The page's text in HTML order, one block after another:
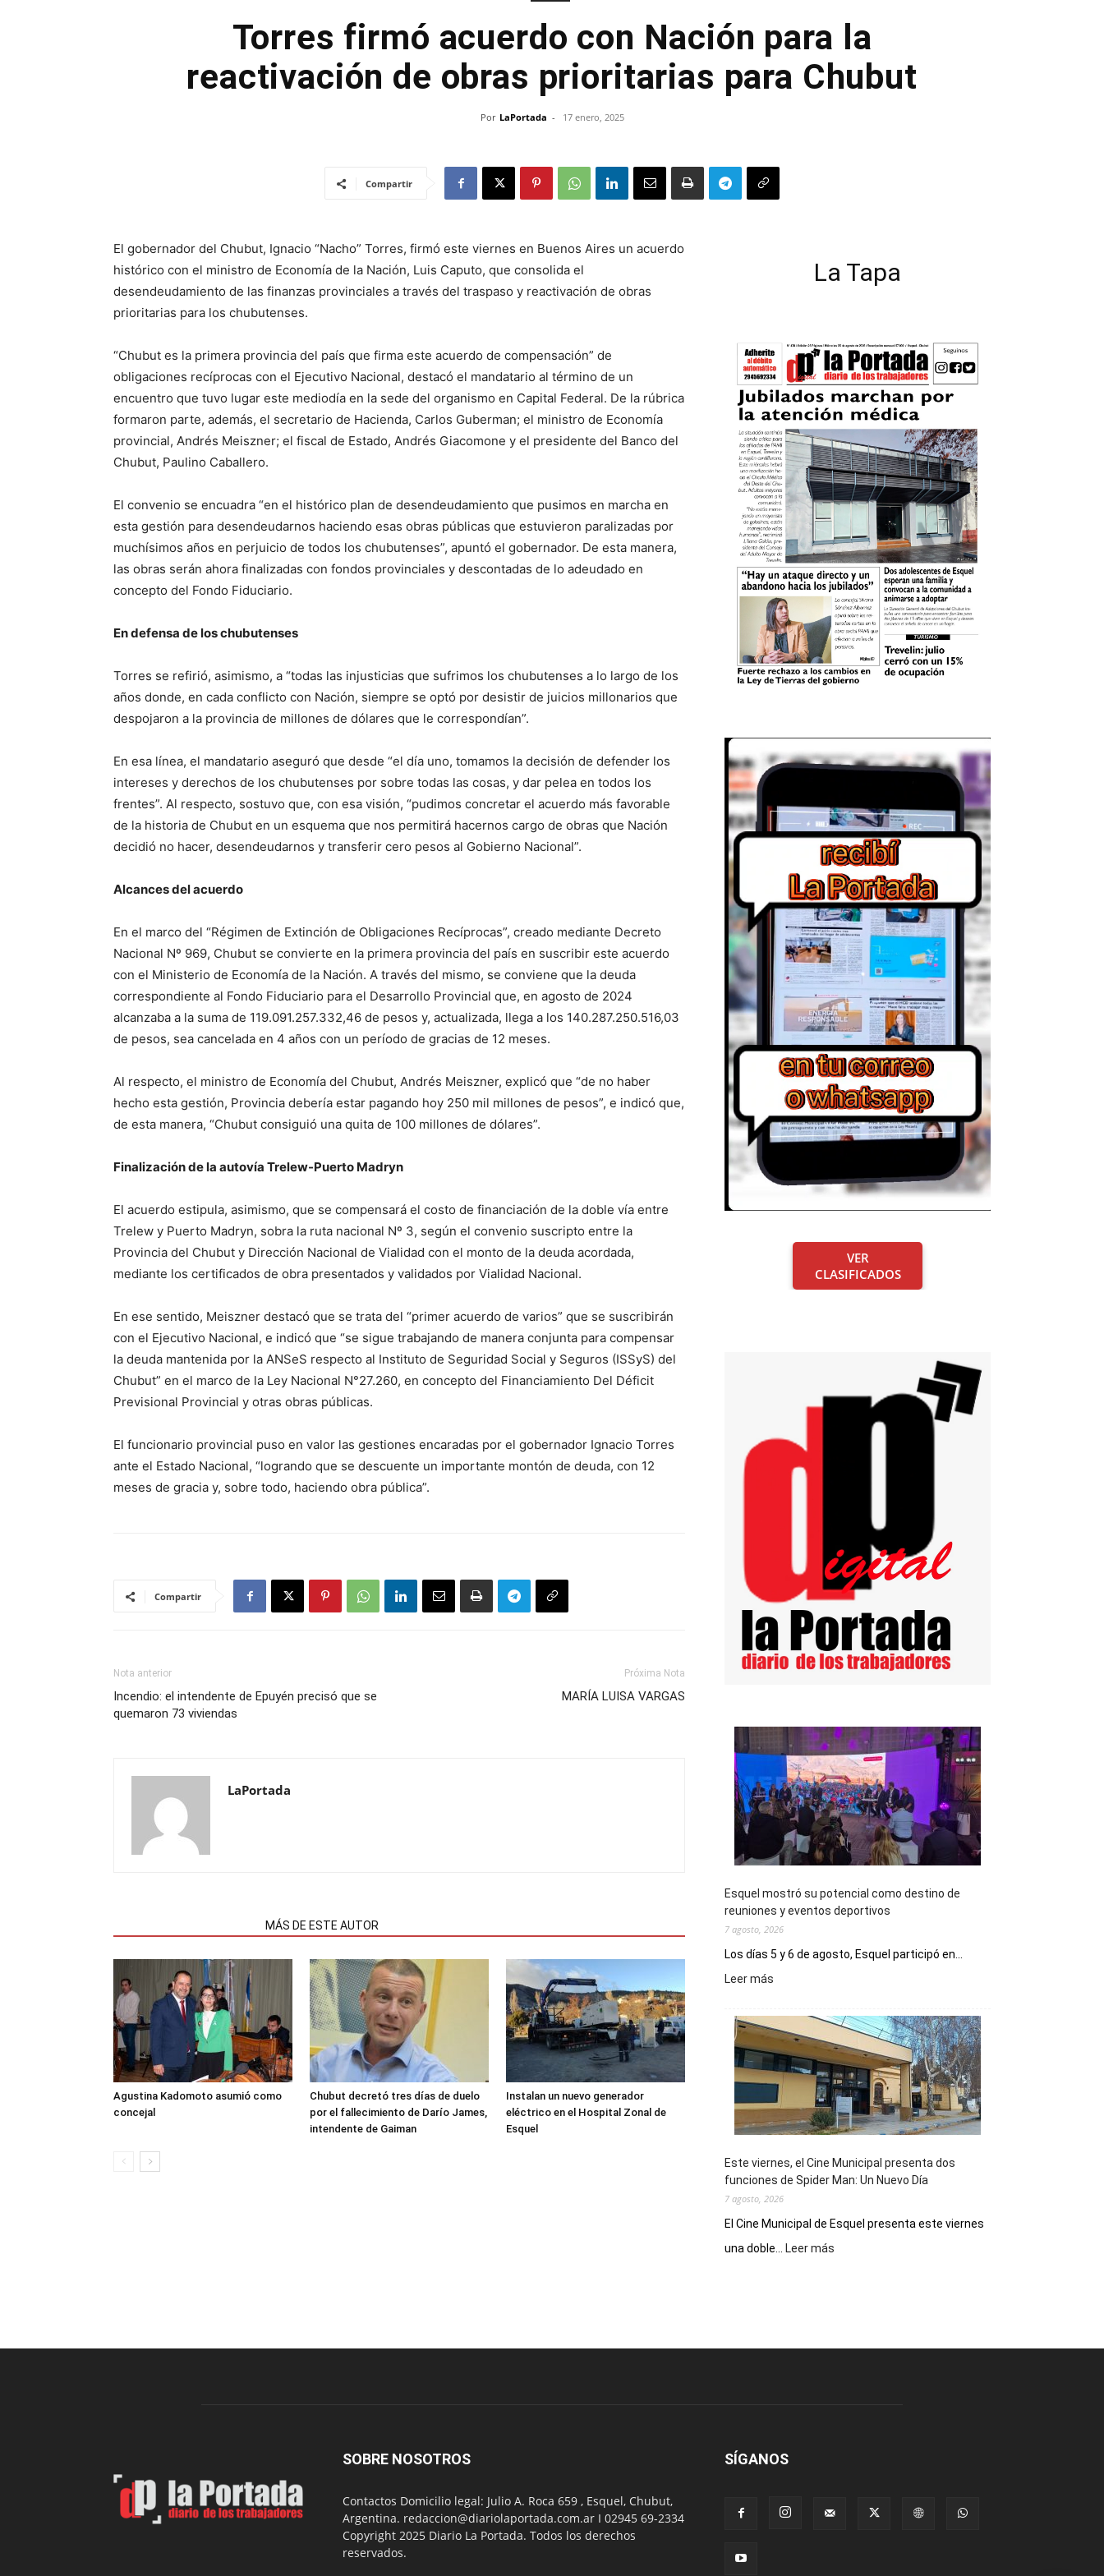
Torres firmó acuerdo con Nación para la
reactivación de obras prioritarias para Chubut
Por LaPortada - 17 enero, 2025
Compartir
El gobernador del Chubut, Ignacio “Nacho” Torres, firmó este viernes en Buenos Aires un acuerdo
histórico con el ministro de Economía de la Nación, Luis Caputo, que consolida el
desendeudamiento de las finanzas provinciales a través del traspaso y reactivación de obras
prioritarias para los chubutenses.
“Chubut es la primera provincia del país que firma este acuerdo de compensación” de
obligaciones recíprocas con el Ejecutivo Nacional, destacó el mandatario al término de un
encuentro que tuvo lugar este mediodía en la sede del organismo en Capital Federal. De la rúbrica
formaron parte, además, el secretario de Hacienda, Carlos Guberman; el ministro de Economía
provincial, Andrés Meiszner; el fiscal de Estado, Andrés Giacomone y el presidente del Banco del
Chubut, Paulino Caballero.
El convenio se encuadra “en el histórico plan de desendeudamiento que pusimos en marcha en
esta gestión para desendeudarnos haciendo esas obras públicas que estuvieron paralizadas por
muchísimos años en perjuicio de todos los chubutenses”, apuntó el gobernador. De esta manera,
las obras serán ahora finalizadas con fondos provinciales y descontadas de lo adeudado en
concepto del Fondo Fiduciario.
En defensa de los chubutenses
Torres se refirió, asimismo, a “todas las injusticias que sufrimos los chubutenses a lo largo de los
años donde, en cada conflicto con Nación, siempre se optó por desistir de juicios millonarios que
despojaron a la provincia de millones de dólares que le correspondían”.
En esa línea, el mandatario aseguró que desde “el día uno, tomamos la decisión de defender los
intereses y derechos de los chubutenses por sobre todas las cosas, y dar pelea en todos los
frentes”. Al respecto, sostuvo que, con esa visión, “pudimos concretar el acuerdo más favorable
de la historia de Chubut en un esquema que nos permitirá hacernos cargo de obras que Nación
decidió no hacer, desendeudarnos y transferir cero pesos al Gobierno Nacional”.
Alcances del acuerdo
En el marco del “Régimen de Extinción de Obligaciones Recíprocas”, creado mediante Decreto
Nacional Nº 969, Chubut se convierte en la primera provincia del país en suscribir este acuerdo
con el Ministerio de Economía de la Nación. A través del mismo, se conviene que la deuda
correspondiente al Fondo Fiduciario para el Desarrollo Provincial que, en agosto de 2024
alcanzaba a la suma de 119.091.257.332,46 de pesos y, actualizada, llega a los 140.287.250.516,03
de pesos, sea cancelada en 4 años con un período de gracias de 12 meses.
Al respecto, el ministro de Economía del Chubut, Andrés Meiszner, explicó que “de no haber
hecho esta gestión, Provincia debería estar pagando hoy 250 mil millones de pesos”, e indicó que,
de esta manera, “Chubut consiguió una quita de 100 millones de dólares”.
Finalización de la autovía Trelew-Puerto Madryn
El acuerdo estipula, asimismo, que se compensará el costo de financiación de la doble vía entre
Trelew y Puerto Madryn, sobra la ruta nacional Nº 3, según el convenio suscripto entre la
Provincia del Chubut y Dirección Nacional de Vialidad con el monto de la deuda acordada,
mediante los certificados de obra presentados y validados por Vialidad Nacional.
En ese sentido, Meiszner destacó que se trata del “primer acuerdo de varios” que se suscribirán
con el Ejecutivo Nacional, e indicó que “se sigue trabajando de manera conjunta para compensar
la deuda mantenida por la ANSeS respecto al Instituto de Seguridad Social y Seguros (ISSyS) del
Chubut” en el marco de la Ley Nacional N°27.260, en concepto del Financiamiento Del Déficit
Previsional Provincial y otras obras públicas.
El funcionario provincial puso en valor las gestiones encaradas por el gobernador Ignacio Torres
ante el Estado Nacional, “logrando que se descuente un importante montón de deuda, con 12
meses de gracia y, sobre todo, haciendo obra pública”.
Compartir
Nota anterior
Incendio: el intendente de Epuyén precisó que se
quemaron 73 viviendas
Próxima Nota
MARÍA LUISA VARGAS
LaPortada
MÁS DE ESTE AUTOR
Agustina Kadomoto asumió como
concejal
Chubut decretó tres días de duelo
por el fallecimiento de Darío James,
intendente de Gaiman
Instalan un nuevo generador
eléctrico en el Hospital Zonal de
Esquel
La Tapa
VER
CLASIFICADOS
Esquel mostró su potencial como destino de
reuniones y eventos deportivos
7 agosto, 2026
Los días 5 y 6 de agosto, Esquel participó en...
Leer más
su
potencial
como
destino
de
reuniones
y
deportivos
Este viernes, el Cine Municipal presenta dos
funciones de Spider Man: Un Nuevo Día
7 agosto, 2026
El Cine Municipal de Esquel presenta este viernes
una doble...
Leer más
presenta
SOBRE NOSOTROS
Contactos Domicilio legal: Julio A. Roca 659 , Esquel, Chubut,
Argentina. redaccion@diariolaportada.com.ar I 02945 69-2334
Copyright 2025 Diario La Portada. Todos los derechos
reservados.
SÍGANOS